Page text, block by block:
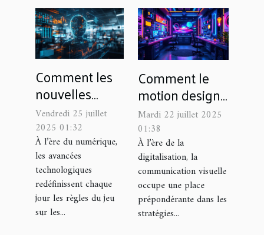
Comment les
nouvelles
technologies
influencent-
elles les
marchés
financiers ?
Vendredi 25 juillet
2025 01:32
À l’ère du numérique,
les avancées
technologiques
redéfinissent chaque
jour les règles du jeu
sur les...
Comment le
motion design
transforme-t-il
votre
communication
visuelle ?
Mardi 22 juillet 2025
01:38
À l’ère de la
digitalisation, la
communication visuelle
occupe une place
prépondérante dans les
stratégies...